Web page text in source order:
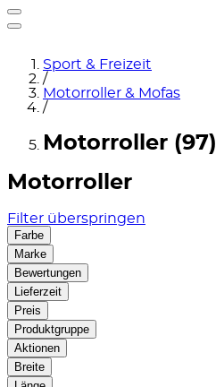
Sport & Freizeit
/
Motorroller & Mofas
/
Motorroller (97)
Motorroller
Filter überspringen
Farbe
Marke
Bewertungen
Lieferzeit
Preis
Produktgruppe
Aktionen
Breite